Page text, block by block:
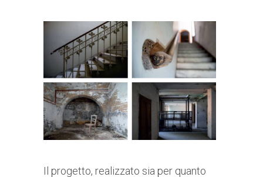
Il progetto, realizzato sia per quanto